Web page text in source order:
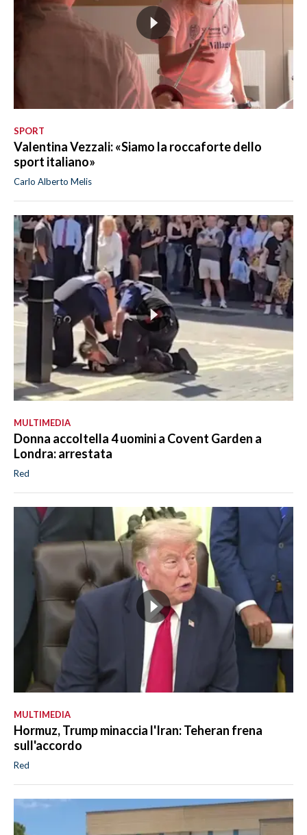
SPORT
Valentina Vezzali: «Siamo la roccaforte dello
sport italiano»
Carlo Alberto Melis
MULTIMEDIA
Donna accoltella 4 uomini a Covent Garden a
Londra: arrestata
Red
MULTIMEDIA
Hormuz, Trump minaccia l'Iran: Teheran frena
sull'accordo
Red